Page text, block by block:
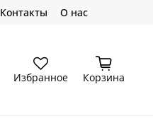
Контакты О нас
Избранное Корзина